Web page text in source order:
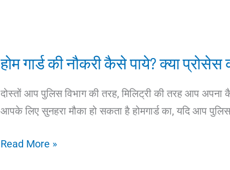
होम गार्ड की नौकरी कैसे पाये? क्या
दोस्तों आप पुलिस विभाग की तरह, मिलिट्री की तरह आप अपना
आपके लिए सुनहरा मौका हो सकता है होमगार्ड का, यदि आप
होम
Read More »